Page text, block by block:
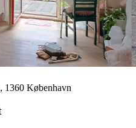
1360 København